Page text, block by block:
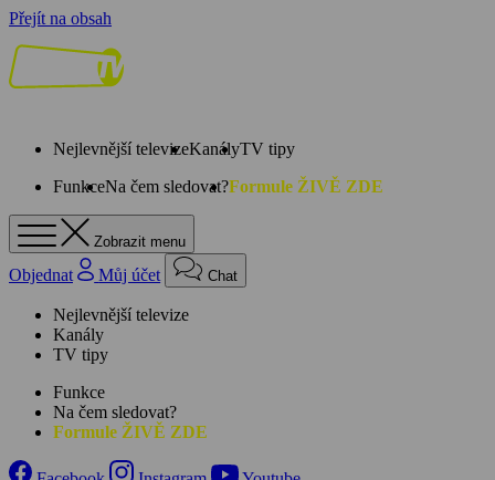
Přejít na obsah
Nejlevnější televizeKanályTV tipy
FunkceNa čem sledovat?Formule ŽIVĚ ZDE
Zobrazit menu
Objednat Můj účet Chat
Nejlevnější televize
Kanály
TV tipy
Funkce
Na čem sledovat?
Formule ŽIVĚ ZDE